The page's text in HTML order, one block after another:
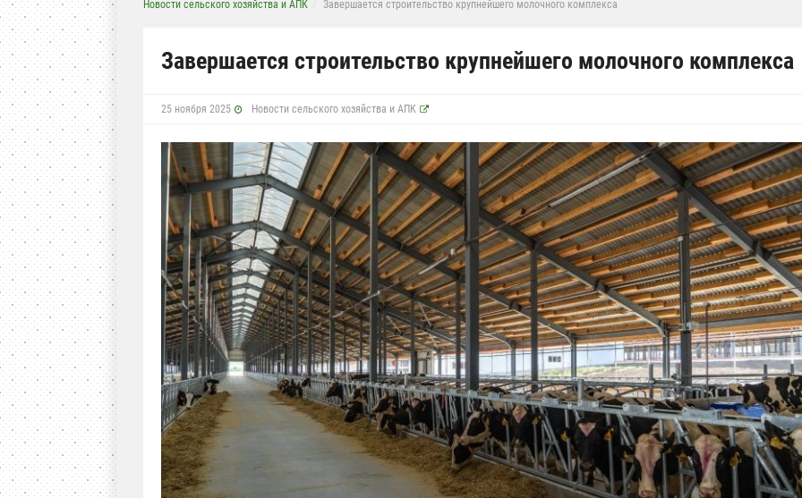
Новости сельского хозяйства и АПК Завершается строительство крупнейшего молочного комплекса
Завершается строительство крупнейшего молочного комплекса
25 ноября 2025 Новости сельского хозяйства и АПК